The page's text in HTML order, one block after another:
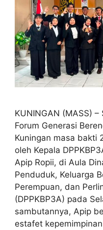
KUNINGAN (MASS)
Forum Generasi
Kuningan masa bakti
oleh Kepala
Apip Ropii, di Aula
Penduduk, Keluarga
Perempuan, dan
(DPPKBP3A) pada
sambutannya, Apip
estafet